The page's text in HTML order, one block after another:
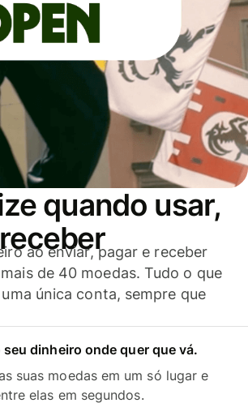
quando usar,
ao enviar, pagar e receber
de 40 moedas. Tudo o que
única conta, sempre que
seu dinheiro onde quer que vá.
suas moedas em um só lugar e
elas em segundos.